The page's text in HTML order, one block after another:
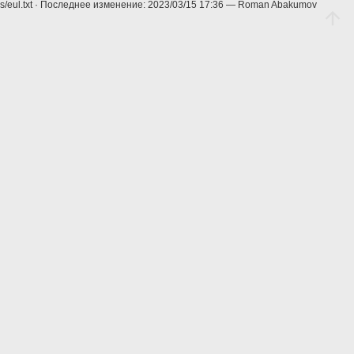
eul.txt · Последнее изменение:2023/03/15 17:36 — Roman Abakumov